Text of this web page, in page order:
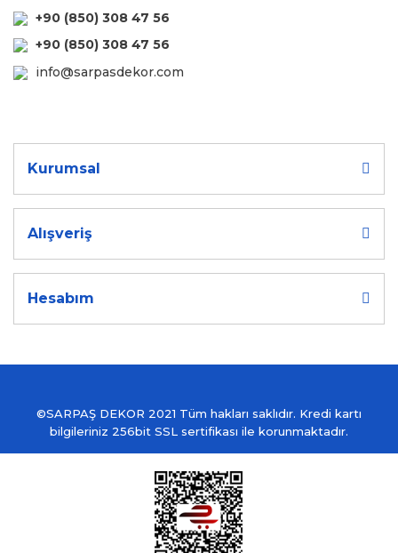
+90 (850) 308 47 56
+90 (850) 308 47 56
info@sarpasdekor.com
Kurumsal
Alışveriş
Hesabım
©SARPAŞ DEKOR 2021 Tüm hakları saklıdır. Kredi kartı
bilgileriniz 256bit SSL sertifikası ile korunmaktadır.